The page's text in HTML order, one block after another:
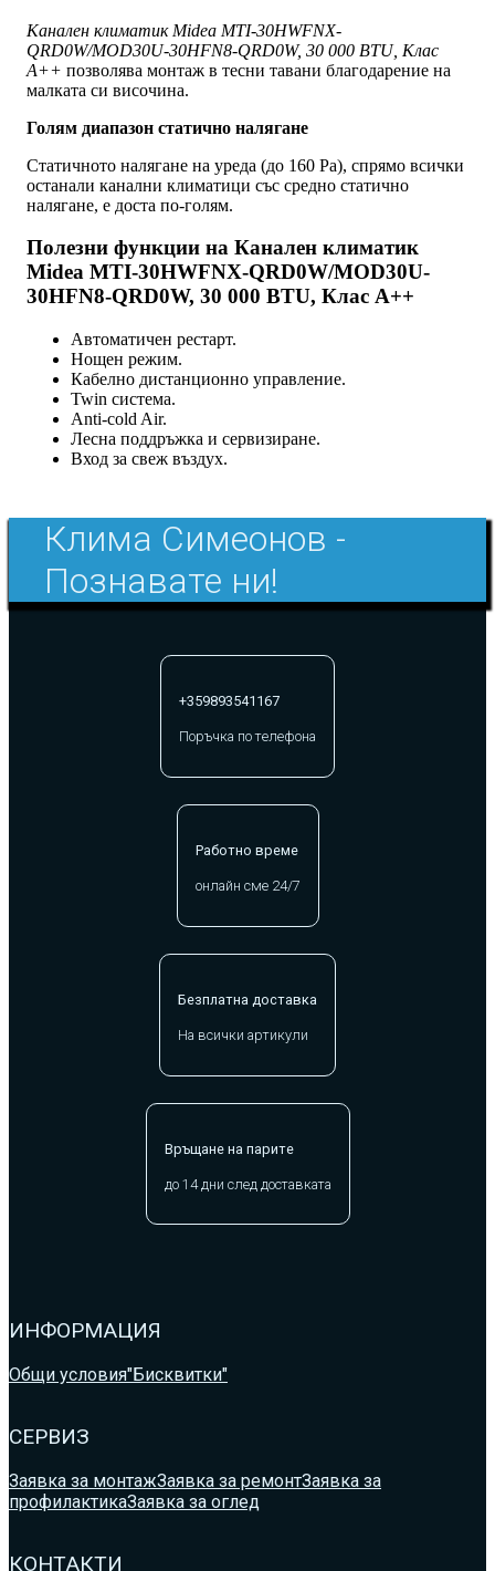
Канален климатик Midea MTI-30HWFNX-
QRD0W/MOD30U-30HFN8-QRD0W, 30 000 BTU, Клас
A++ позволява монтаж в тесни тавани благодарение на
малката си височина.
Голям диапазон статично налягане
Статичното налягане на уреда (до 160 Pa), спрямо всички
останали канални климатици със средно статично
налягане, е доста по-голям.
Полезни функции на Канален климатик
Midea MTI-30HWFNX-QRD0W/MOD30U-
30HFN8-QRD0W, 30 000 BTU, Клас A++
Автоматичен рестарт.
Нощен режим.
Кабелно дистанционно управление.
Twin система.
Anti-cold Air.
Лесна поддръжка и сервизиране.
Вход за свеж въздух.
Клима Симеонов -
Познавате ни!
+359893541167
Поръчка по телефона
Работно време
онлайн сме 24/7
Безплатна доставка
На всички артикули
Връщане на парите
до 14 дни след доставката
ИНФОРМАЦИЯ
Общи условия"Бисквитки"
СЕРВИЗ
Заявка за монтажЗаявка за ремонтЗаявка за
профилактикаЗаявка за оглед
КОНТАКТИ